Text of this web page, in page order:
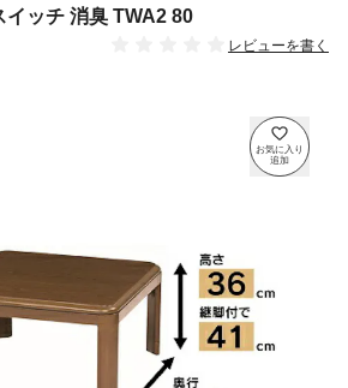
ッチ 消臭 TWA2 80
レビューを書く